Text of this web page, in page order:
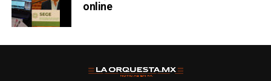
online